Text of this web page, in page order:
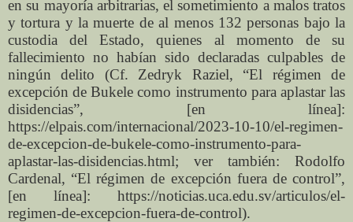
en su mayoría arbitrarias, el sometimiento a malos tratos
y tortura y la muerte de al menos 132 personas bajo la
custodia del Estado, quienes al momento de su
fallecimiento no habían sido declaradas culpables de
ningún delito (Cf. Zedryk Raziel, “El régimen de
excepción de Bukele como instrumento para aplastar las
disidencias”, [en línea]:
https://elpais.com/internacional/2023-10-10/el-regimen-
de-excepcion-de-bukele-como-instrumento-para-
aplastar-las-disidencias.html; ver también: Rodolfo
Cardenal, “El régimen de excepción fuera de control”,
[en línea]: https://noticias.uca.edu.sv/articulos/el-
regimen-de-excepcion-fuera-de-control).